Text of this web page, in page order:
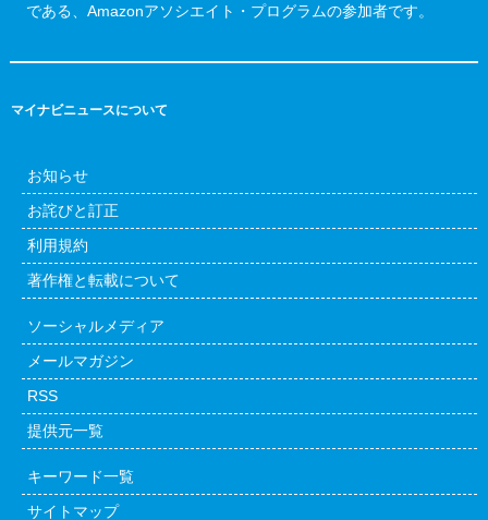
である、Amazonアソシエイト・プログラムの参加者です。
マイナビニュースについて
お知らせ
お詫びと訂正
利用規約
著作権と転載について
ソーシャルメディア
メールマガジン
RSS
提供元一覧
キーワード一覧
サイトマップ